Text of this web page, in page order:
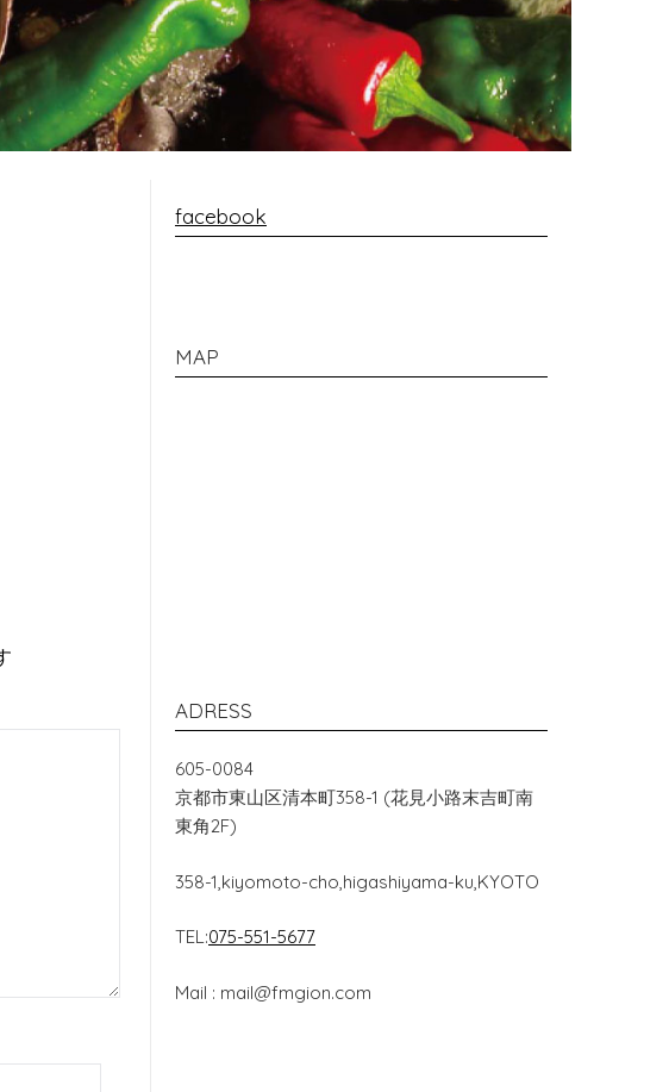
facebook
MAP
ADRESS
605-0084
京都市東山区清本町358-1 (花見小路末吉町南
東角2F)
358-1,kiyomoto-cho,higashiyama-ku,KYOTO
TEL:075-551-5677
Mail : mail@fmgion.com